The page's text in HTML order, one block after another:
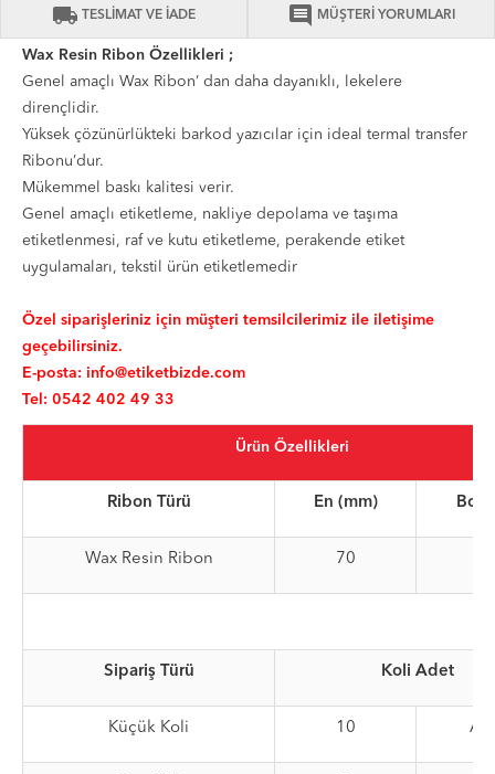
local_shipping TESLİMAT VE İADE comment MÜŞTERİ YORUMLARI
Wax Resin Ribon Özellikleri ;
Genel amaçlı Wax Ribon’ dan daha dayanıklı, lekelere
dirençlidir.
Yüksek çözünürlükteki barkod yazıcılar için ideal termal transfer
Ribonu’dur.
Mükemmel baskı kalitesi verir.
Genel amaçlı etiketleme, nakliye depolama ve taşıma
etiketlenmesi, raf ve kutu etiketleme, perakende etiket
uygulamaları, tekstil ürün etiketlemedir
Özel siparişleriniz için müşteri temsilcilerimiz ile iletişime
geçebilirsiniz.
E-posta: info@etiketbizde.com
Tel: 0542 402 49 33
Ürün Özellikleri
Ribon Türü En (mm) Boy
Wax Resin Ribon 70
Sipariş Türü Koli Adet
Küçük Koli 10